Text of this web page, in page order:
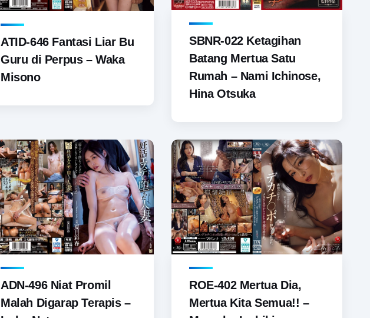
ATID-646 Fantasi Liar Bu
Guru di Perpus – Waka
Misono
SBNR-022 Ketagihan
Batang Mertua Satu
Rumah – Nami Ichinose,
Hina Otsuka
ADN-496 Niat Promil
Malah Digarap Terapis –
ROE-402 Mertua Dia,
Mertua Kita Semua!! –